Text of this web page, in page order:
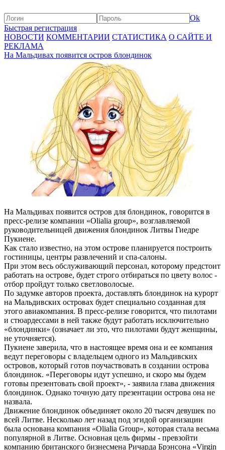
Ok
Быстрая регистрация
НОВОСТИ КОММЕНТАРИИ СТАТИСТИКА О САЙТЕ И
РЕКЛАМА
На Мальдивах появится остров блондинок
На Мальдивах появится остров для блондинок, говорится в
пресс-релизе компании «Olialia group», возглавляемой
руководительницей движения блондинок Литвы Гиедре
Пукиене.
Как стало известно, на этом острове планируется построить
гостиницы, центры развлечений и спа-салоны.
При этом весь обслуживающий персонал, которому предстоит
работать на острове, будет строго отбираться по цвету волос -
отбор пройдут только светловолосые.
По задумке авторов проекта, доставлять блондинок на курорт
на Мальдивских островах будет специально созданная для
этого авиакомпания. В пресс-релизе говорится, что пилотами
и стюардессами в ней также будут работать исключительно
«блондинки» (означает ли это, что пилотами будут женщины,
не уточняется).
Пукиене заверила, что в настоящее время она и ее компания
ведут переговоры с владельцем одного из Мальдивских
островов, который готов поучаствовать в создании острова
блондинок. «Переговоры идут успешно, и скоро мы будем
готовы презентовать свой проект», - заявила глава движения
блондинок. Однако точную дату презентации острова она не
назвала.
Движение блондинок объединяет около 20 тысяч девушек по
всей Литве. Несколько лет назад под эгидой организации
была основана компания «Olialia Group», которая стала весьма
популярной в Литве. Основная цель фирмы - превзойти
компанию британского бизнесмена Ричарда Брэнсона «Virgin